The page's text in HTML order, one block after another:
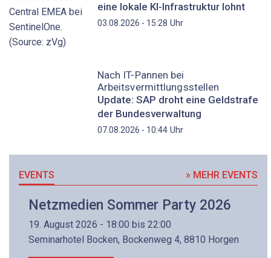
eine lokale KI-Infrastruktur lohnt
03.08.2026 - 15:28 Uhr
Nach IT-Pannen bei
Arbeitsvermittlungsstellen
Update: SAP droht eine Geldstrafe
der Bundesverwaltung
07.08.2026 - 10:44Uhr
EVENTS » MEHR EVENTS
Netzmedien Sommer Party 2026
19. August 2026 - 18:00 bis 22:00
Seminarhotel Bocken, Bockenweg 4, 8810 Horgen